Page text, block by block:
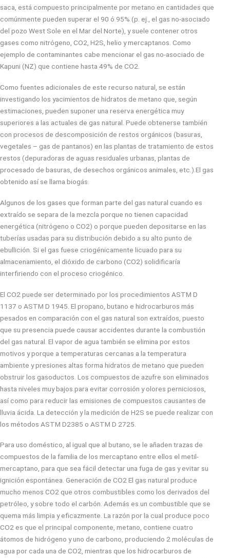
saca, está compuesto principalmente por metano en cantidades que
comúnmente pueden superar el 90 ó 95% (p. ej., el gas no-asociado
del pozo West Sole en el Mar del Norte), y suele contener otros
gases como nitrógeno, CO2, H2S, helio y mercaptanos. Como
ejemplo de contaminantes cabe mencionar el gas no-asociado de
Kapuni (NZ) que contiene hasta 49% de CO2.
Como fuentes adicionales de este recurso natural, se están
investigando los yacimientos de hidratos de metano que, según
estimaciones, pueden suponer una reserva energética muy
superiores a las actuales de gas natural. Puede obtenerse también
con procesos de descomposición de restos orgánicos (basuras,
vegetales – gas de pantanos) en las plantas de tratamiento de estos
restos (depuradoras de aguas residuales urbanas, plantas de
procesado de basuras, de desechos orgánicos animales, etc.).El gas
obtenido así se llama biogás.
Algunos de los gases que forman parte del gas natural cuando es
extraído se separa de la mezcla porque no tienen capacidad
energética (nitrógeno o CO2) o porque pueden depositarse en las
tuberías usadas para su distribución debido a su alto punto de
ebullición. Si el gas fuese criogénicamente licuado para su
almacenamiento, el dióxido de carbono (CO2) solidificaría
interfiriendo con el proceso criogénico.
El CO2 puede ser determinado por los procedimientos ASTM D
1137 o ASTM D 1945. El propano, butano e hidrocarburos más
pesados en comparación con el gas natural son extraídos, puesto
que su presencia puede causar accidentes durante la combustión
del gas natural. El vapor de agua también se elimina por estos
motivos y porque a temperaturas cercanas a la temperatura
ambiente y presiones altas forma hidratos de metano que pueden
obstruir los gasoductos. Los compuestos de azufre son eliminados
hasta niveles muy bajos para evitar corrosión y olores perniciosos,
así como para reducir las emisiones de compuestos causantes de
lluvia ácida. La detección y la medición de H2S se puede realizar con
los métodos ASTM D2385 o ASTM D 2725.
Para uso doméstico, al igual que al butano, se le añaden trazas de
compuestos de la familia de los mercaptano entre ellos el metil-
mercaptano, para que sea fácil detectar una fuga de gas y evitar su
ignición espontánea. Generación de CO2 El gas natural produce
mucho menos CO2 que otros combustibles como los derivados del
petróleo, y sobre todo el carbón. Además es un combustible que se
quema más limpia y eficazmente. La razón por la cual produce poco
CO2 es que el principal componente, metano, contiene cuatro
átomos de hidrógeno y uno de carbono, produciendo 2 moléculas de
agua por cada una de CO2, mientras que los hidrocarburos de